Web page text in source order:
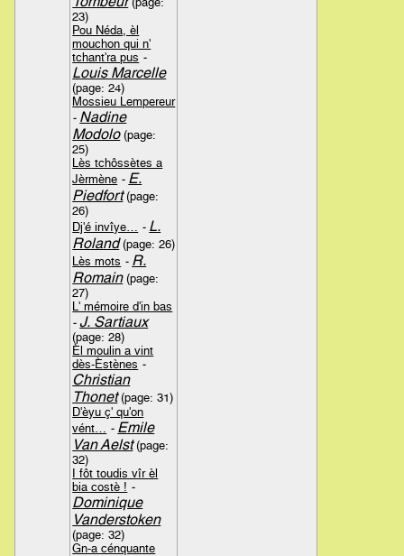
23)
Pou Néda, èl
mouchon qui n'
tchant'ra pus -
Louis Marcelle
(page: 24)
Mossieu Lempereur
- Nadine
Modolo(page:
25)
Lès tchôssètes a
Jèrmène - E.
Piedfort(page:
26)
Dj'é invîye…
- L.
Roland(page: 26)
Lès mots - R.
Romain(page:
27)
L' mémoire d'in bas
-J. Sartiaux
(page: 28)
Èl moulin a vint
dès-Èstènes -
Christian
Thonet(page: 31)
D'èyu ç' qu'on
vént…
- Emile
Van Aelst(page:
32)
I fôt toudis vîr èl
bia costè ! -
Dominique
Vanderstoken
(page: 32)
Gn-a cénquante